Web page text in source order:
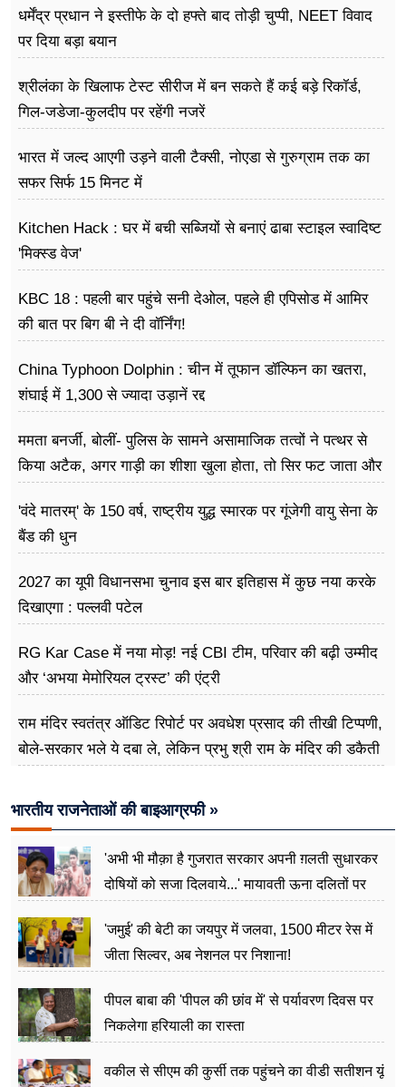
धर्मेंद्र प्रधान ने इस्तीफे के दो हफ्ते बाद तोड़ी चुप्पी, NEET विवाद
पर दिया बड़ा बयान
श्रीलंका के खिलाफ टेस्ट सीरीज में बन सकते हैं कई बड़े रिकॉर्ड,
गिल-जडेजा-कुलदीप पर रहेंगी नजरें
भारत में जल्द आएगी उड़ने वाली टैक्सी, नोएडा से गुरुग्राम तक का
सफर सिर्फ 15 मिनट में
Kitchen Hack : घर में बची सब्जियों से बनाएं ढाबा स्टाइल स्वादिष्ट
'मिक्स्ड वेज'
KBC 18 : पहली बार पहुंचे सनी देओल, पहले ही एपिसोड में आमिर
की बात पर बिग बी ने दी वॉर्निंग!
China Typhoon Dolphin : चीन में तूफान डॉल्फिन का खतरा,
शंघाई में 1,300 से ज्यादा उड़ानें रद्द
ममता बनर्जी, बोलीं- पुलिस के सामने असामाजिक तत्वों ने पत्थर से
किया अटैक, अगर गाड़ी का शीशा खुला होता, तो सिर फट जाता और
'वंदे मातरम्' के 150 वर्ष, राष्ट्रीय युद्ध स्मारक पर गूंजेगी वायु सेना के
बैंड की धुन
2027 का यूपी विधानसभा चुनाव इस बार इतिहास में कुछ नया करके
दिखाएगा : पल्लवी पटेल
RG Kar Case में नया मोड़! नई CBI टीम, परिवार की बढ़ी उम्मीद
और ‘अभया मेमोरियल ट्रस्ट’ की एंट्री
राम मंदिर स्वतंत्र ऑडिट रिपोर्ट पर अवधेश प्रसाद की तीखी टिप्पणी,
बोले-सरकार भले ये दबा ले, लेकिन प्रभु श्री राम के मंदिर की डकैती
भारतीय राजनेताओं की बाइआग्रफी »
'अभी भी मौक़ा है गुजरात सरकार अपनी ग़लती सुधारकर
दोषियों को सजा दिलवाये...' मायावती ऊना दलितों पर
'जमुई' की बेटी का जयपुर में जलवा, 1500 मीटर रेस में
जीता सिल्वर, अब नेशनल पर निशाना!
पीपल बाबा की 'पीपल की छांव में' से पर्यावरण दिवस पर
निकलेगा हरियाली का रास्ता
वकील से सीएम की कुर्सी तक पहुंचने का वीडी सतीशन यूं